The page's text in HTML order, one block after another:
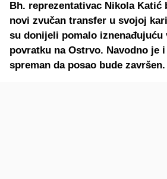
Bh. reprezentativac Nikola Katić
novi zvučan transfer u svojoj
su donijeli pomalo iznenađujuću
povratku na Ostrvo. Navodno je
spreman da posao bude završen.